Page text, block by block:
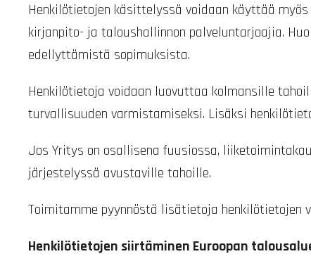
Henkilötietojen käsittelyssä voidaan käyttää
kirjanpito- ja taloushallinnon palveluntarjoajia.
edellyttämistä sopimuksista.
Henkilötietoja voidaan luovuttaa kolmansille
turvallisuuden varmistamiseksi. Lisäksi
Jos Yritys on osallisena fuusiossa,
järjestelyssä avustaville tahoille.
Toimitamme pyynnöstä lisätietoja henkilötietojen
Henkilötietojen siirtäminen Euroopan